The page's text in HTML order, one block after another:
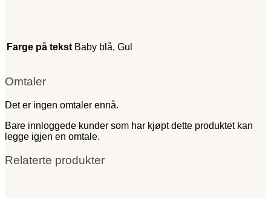
Farge på tekst Baby blå, Gul
Omtaler
Det er ingen omtaler ennå.
Bare innloggede kunder som har kjøpt dette produktet kan
legge igjen en omtale.
Relaterte produkter